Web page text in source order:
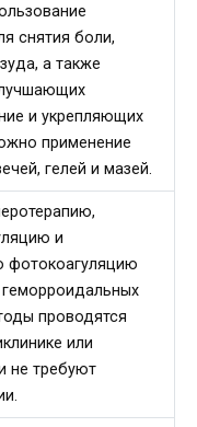
снятия боли,
а также
и укрепляющих
применение
гелей и мазей.
и
фотокоагуляцию
проводятся
или
не требуют